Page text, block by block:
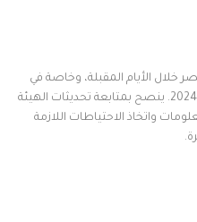
الأيام المقبلة، وخاصة في
الأسبوع الثالث من شهر رمضان لعام 2024. ينصح بمتابعة تحديثات الهيئة
واتخاذ الاحتياطات اللازمة